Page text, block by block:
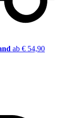
ab € 54,90